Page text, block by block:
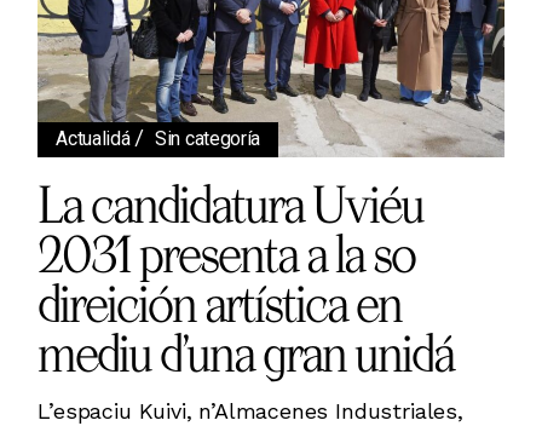
Actualidá Sin categoría
La candidatura Uviéu
2031 presenta a la so
direición artística en
mediu d’una gran unidá
L’espaciu Kuivi, n’Almacenes Industriales,